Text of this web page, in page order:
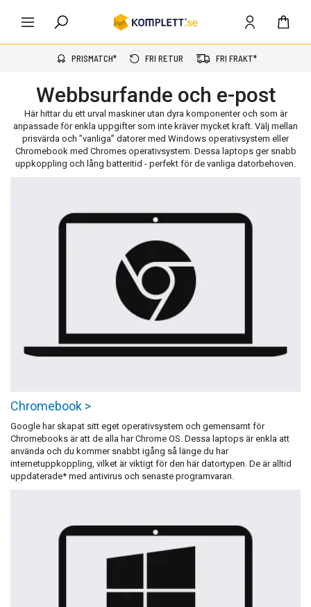
PRISMATCH* FRI RETUR FRI FRAKT*
Webbsurfande och e-post
Här hittar du ett urval maskiner utan dyra komponenter och som är
anpassade för enkla uppgifter som inte kräver mycket kraft. Välj mellan
prisvärda och ”vanliga” datorer med Windows operativsystem eller
Chromebook med Chromes operativsystem. Dessa laptops ger snabb
uppkoppling och lång batteritid - perfekt för de vanliga datorbehoven.
Chromebook >
Google har skapat sitt eget operativsystem och gemensamt för
Chromebooks är att de alla har Chrome OS. Dessa laptops är enkla att
använda och du kommer snabbt igång så länge du har
internetuppkoppling, vilket är viktigt för den här datortypen. De är alltid
uppdaterade* med antivirus och senaste programvaran.